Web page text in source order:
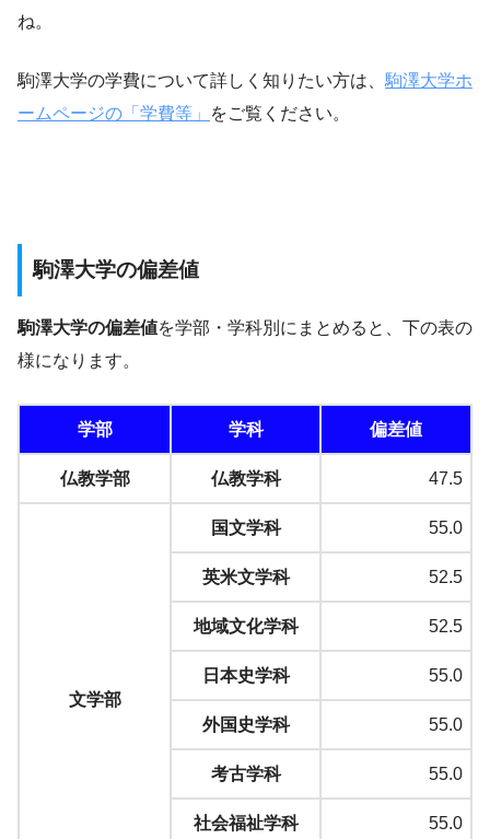
ね。
駒澤大学の学費について詳しく知りたい方は、 駒澤大学ホ
ームページの「学費等」
をご覧ください。
駒澤大学の偏差値
駒澤大学の偏差値を学部・学科別にまとめると、下の表の
様になります。
学部 学科 偏差値
仏教学部 仏教学科 47.5
文学部
国文学科 55.0
英米文学科 52.5
地域文化学科 52.5
日本史学科 55.0
外国史学科 55.0
考古学科 55.0
社会福祉学科 55.0